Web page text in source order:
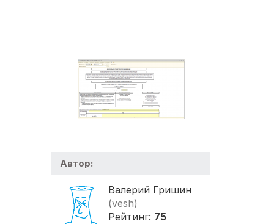
Автор:
Валерий Гришин
(vesh)
Рейтинг: 75